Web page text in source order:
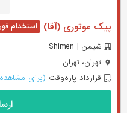
پیک موتوری (آقا)
شیمن | Shimen
تهران، تهران
قرارداد پاره‌وقت (برای